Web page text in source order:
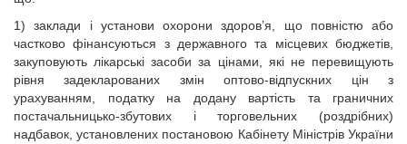
1) заклади і установи охорони здоров’я, що повністю або
частково фінансуються з державного та місцевих бюджетів,
закуповують лікарські засоби за цінами, які не перевищують
рівня задекларованих змін оптово-відпускних цін з
урахуванням, податку на додану вартість та граничних
постачальницько-збутових і торговельних (роздрібних)
надбавок, установлених постановою Кабінету Міністрів України